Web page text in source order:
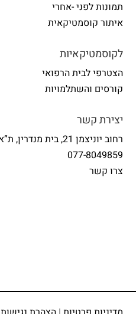
תמונות לפני -אחרי
איתור קוסמטיקאית
לקוסמטיקאיות
הצטרפי לבית הרפואי
קורסים והשתלמויות
יצירת קשר
רחוב יוניצמן 21, בית מנדרין, ת”א
077-8049859
צרו קשר